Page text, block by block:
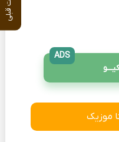
ADS
موزیک